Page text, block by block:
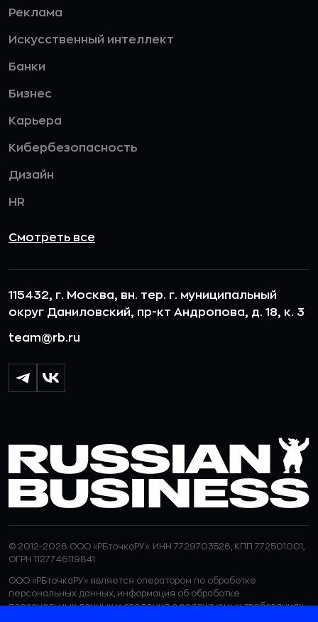
Реклама
Искусственный интеллект
Банки
Бизнес
Карьера
Кибербезопасность
Дизайн
HR
Смотреть все
115432, г. Москва, вн. тер. г. муниципальный
округ Даниловский, пр-кт Андропова, д. 18, к. 3
team@rb.ru
© 2012-2026 ООО «РБточкаРУ». ИНН 7729703526, КПП 772501001,
ОГРН 1127746119841
ООО «РБточкаРУ» является оператором по обработке
персональных данных, информация об обработке
персональных данных и сведения о реализуемых требованиях